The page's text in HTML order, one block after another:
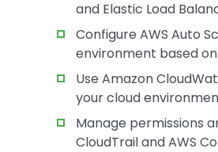
and Elastic Load
Configure AWS Auto
environment based
Use Amazon
your cloud
Manage permissions
CloudTrail and AWS